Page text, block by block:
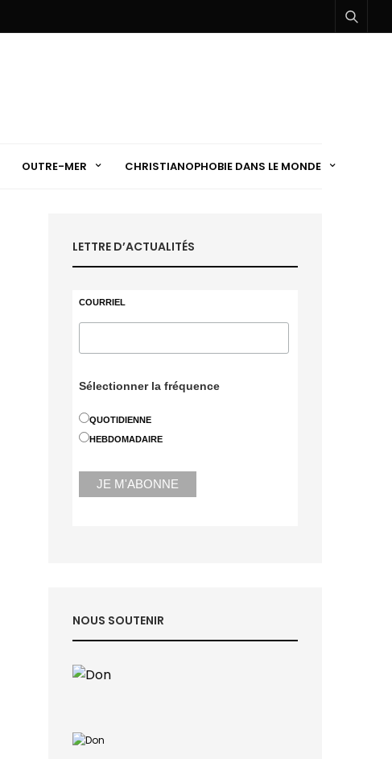
OUTRE-MER CHRISTIANOPHOBIE DANS LE MONDE
LETTRE D’ACTUALITÉS
COURRIEL
Sélectionner la fréquence
QUOTIDIENNE
HEBDOMADAIRE
NOUS SOUTENIR